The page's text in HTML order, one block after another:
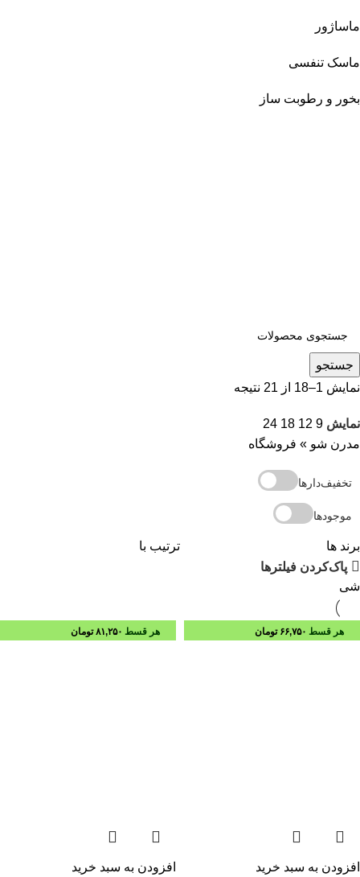
ماساژور
ماسک تنفسی
بخور و رطوبت ساز
جستجو
نمایش 1–18 از 21 نتیجه
نمایش 9
12
18
24
مدرن شو » فروشگاه
تخفیف‌دارها
موجودها
برند ها
ترتیب با
پاک‌کردن فیلترها
شی
هر قسط ۶۶,۷۵۰ تومان
افزودن به سبد خرید
هر قسط ۸۱,۲۵۰ تومان
افزودن به سبد خرید